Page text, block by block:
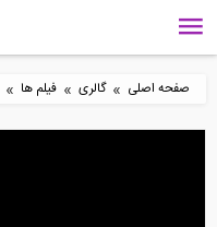
صفحه اصلی » گالری » فیلم ها »